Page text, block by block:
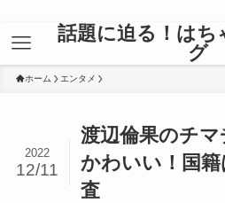
話題に迫る！はち
グ
ホーム エンタメ
渡辺倫果のチ
かわいい！国
査
2022
12/11